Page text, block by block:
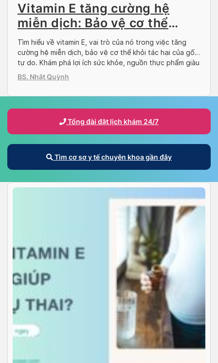
Vitamin E tăng cường hệ
miễn dịch: Bảo vệ cơ thể
khỏe mạnh
Tìm hiểu về vitamin E, vai trò của nó trong việc tăng
cường hệ miễn dịch, bảo vệ cơ thể khỏi tác hại của gốc
tự do. Khám phá lợi ích sức khỏe, nguồn thực phẩm giàu
vitamin E, cách bổ sung hiệu quả và những lưu ý khi sử
BS. Nhật Quỳnh
Tổng đài đặt lịch khám 24/7
Tìm cơ sơ y tế chuyên khoa gần đây